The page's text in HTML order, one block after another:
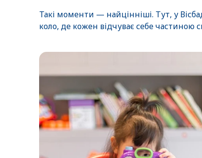
Такі моменти — найцінніші. Тут, у
коло, де кожен відчуває себе частиною